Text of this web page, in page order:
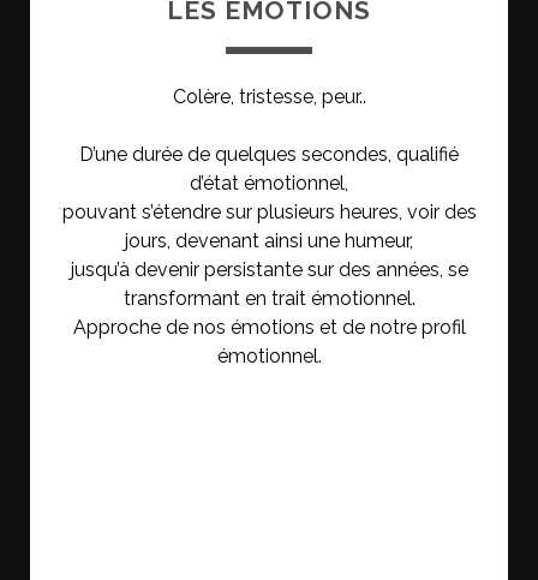
LES ÉMOTIONS
Colère, tristesse, peur..
D’une durée de quelques secondes, qualifié
d’état émotionnel,
pouvant s’étendre sur plusieurs heures, voir des
jours, devenant ainsi une humeur,
jusqu’à devenir persistante sur des années, se
transformant en trait émotionnel.
Approche de nos émotions et de notre profil
émotionnel.